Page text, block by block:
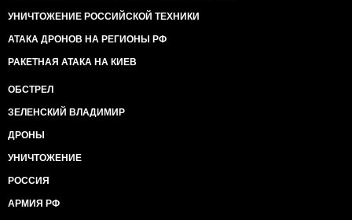
УНИЧТОЖЕНИЕ РОССИЙСКОЙ ТЕХНИКИ
АТАКА ДРОНОВ НА РЕГИОНЫ РФ
РАКЕТНАЯ АТАКА НА КИЕВ
ОБСТРЕЛ
ЗЕЛЕНСКИЙ ВЛАДИМИР
ДРОНЫ
УНИЧТОЖЕНИЕ
РОССИЯ
АРМИЯ РФ